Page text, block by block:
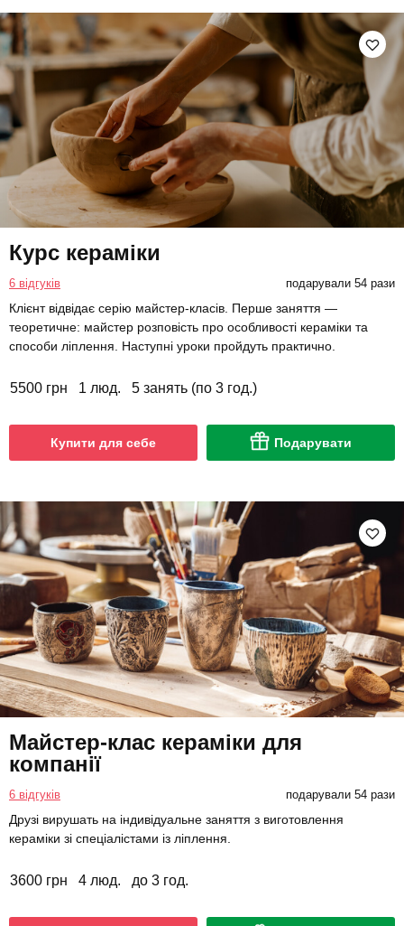
Курс кераміки
6 відгуків подарували 54 рази
Клієнт відвідає серію майстер-класів. Перше заняття —
теоретичне: майстер розповість про особливості кераміки та
способи ліплення. Наступні уроки пройдуть практично.
5500 грн 1 люд. 5 занять (по 3 год.)
Купити для себе Подарувати
Майстер-клас кераміки для
компанії
6 відгуків подарували 54 рази
Друзі вирушать на індивідуальне заняття з виготовлення
кераміки зі спеціалістами із ліплення.
3600 грн 4 люд. до 3 год.